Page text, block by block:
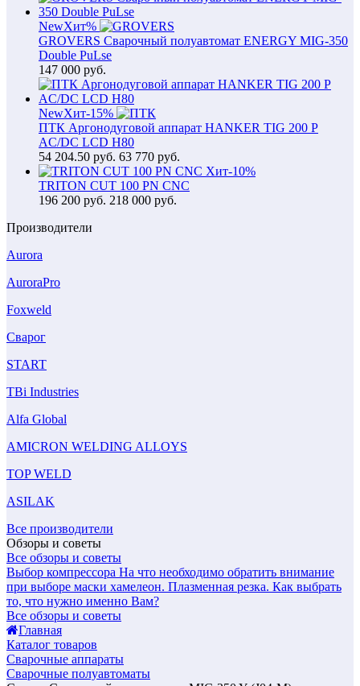
NewХит%
GROVERS Сварочный полуавтомат ENERGY MIG-350
Double PuLse
147 000 руб.
NewХит-15%
ПТК Аргонодуговой аппарат HANKER TIG 200 P
AC/DC LCD H80
54 204.50 руб. 63 770 руб.
Хит-10%
TRITON CUT 100 PN CNC
196 200 руб. 218 000 руб.
Производители
Aurora
AuroraPro
Foxweld
Сварог
START
TBi Industries
Alfa Global
AMICRON WELDING ALLOYS
TOP WELD
ASILAK
Все производители
Обзоры и советы
Все обзоры и советы
Выбор компрессора На что необходимо обратить внимание
при выборе маски хамелеон. Плазменная резка. Как выбрать
то, что нужно именно Вам?
Все обзоры и советы
Главная
Каталог товаров
Сварочные аппараты
Сварочные полуавтоматы